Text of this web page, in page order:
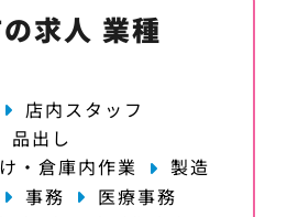
求人 業種
店内スタッフ
品出し
・倉庫内作業
製造
事務
医療事務